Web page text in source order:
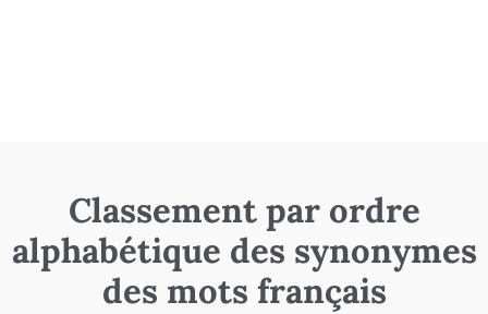
Classement par ordre
alphabétique des synonymes
des mots français